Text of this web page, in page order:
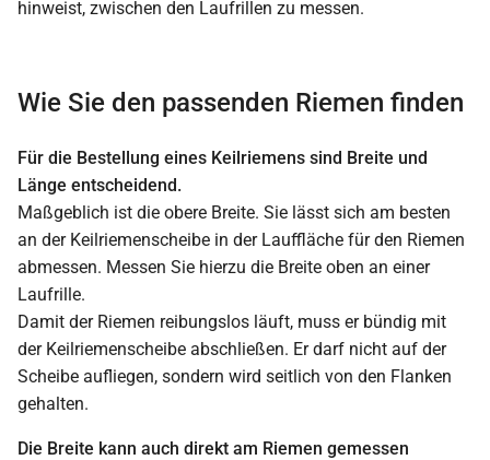
Wie Sie den passenden Riemen finden
Für die Bestellung eines Keilriemens sind Breite und
Länge entscheidend.
Maßgeblich ist die obere Breite. Sie lässt sich am besten
an der Keilriemenscheibe in der Lauffläche für den Riemen
abmessen. Messen Sie hierzu die Breite oben an einer
Laufrille.
Damit der Riemen reibungslos läuft, muss er bündig mit
der Keilriemenscheibe abschließen. Er darf nicht auf der
Scheibe aufliegen, sondern wird seitlich von den Flanken
gehalten.
Die Breite kann auch direkt am Riemen gemessen